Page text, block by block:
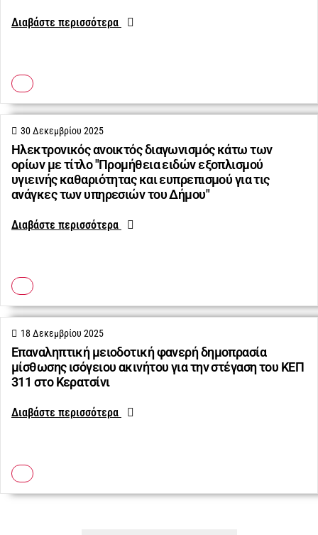
Διαβάστε περισσότερα
Ηλεκτρονικός ανοικτός διαγωνισμός κάτω των
ορίων με τίτλο "Προμήθεια ειδών εξοπλισμού
υγιεινής καθαριότητας και ευπρεπισμού για τις
ανάγκες των υπηρεσιών του Δήμου"
30 Δεκεμβρίου 2025
Διαβάστε περισσότερα
Επαναληπτική μειοδοτική φανερή δημοπρασία
μίσθωσης ισόγειου ακινήτου για την στέγαση του ΚΕΠ
311 στο Κερατσίνι
18 Δεκεμβρίου 2025
Διαβάστε περισσότερα